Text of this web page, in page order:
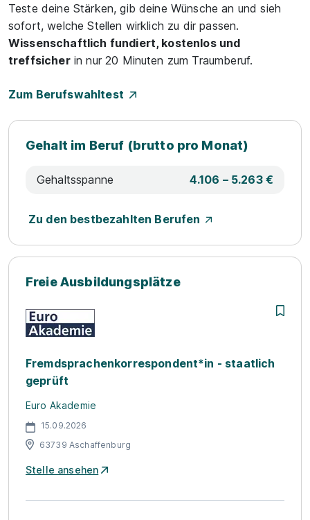
Teste deine Stärken, gib deine Wünsche an und sieh
sofort, welche Stellen wirklich zu dir passen.
Wissenschaftlich fundiert, kostenlos und
treffsicherin nur 20 Minuten zum Traumberuf.
Zum Berufswahltest
Gehalt im Beruf (brutto pro Monat)
Gehaltsspanne 4.106 – 5.263 €
Zu den bestbezahlten Berufen
Freie Ausbildungsplätze
Fremdsprachenkorrespondent*in - staatlich
geprüft
Euro Akademie
15.09.2026
63739 Aschaffenburg
Stelle ansehen